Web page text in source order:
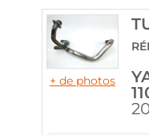
images
gallery
+ de photos